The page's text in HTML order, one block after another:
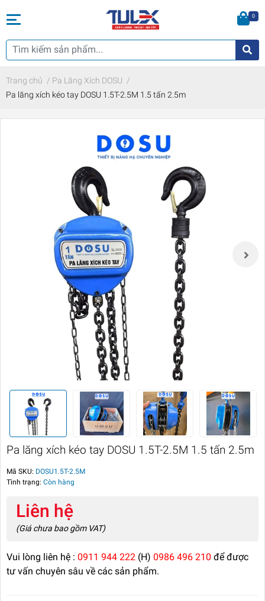
0
Trang chủ / Pa Lăng Xích DOSU /
Pa lăng xích kéo tay DOSU 1.5T-2.5M 1.5 tấn 2.5m
Pa lăng xích kéo tay DOSU 1.5T-2.5M 1.5 tấn 2.5m
Mã SKU: DOSU1.5T-2.5M
Tình trạng: Còn hàng
Liên hệ
(Giá chưa bao gồm VAT)
Vui lòng liên hệ : 0911 944 222 (H) 0986 496 210 để được
tư vấn chuyên sâu về các sản phẩm.